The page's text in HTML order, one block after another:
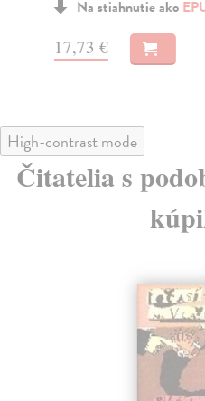
Na stiahnutie ako
17,73 €
High-contrast mode
Čitatelia s